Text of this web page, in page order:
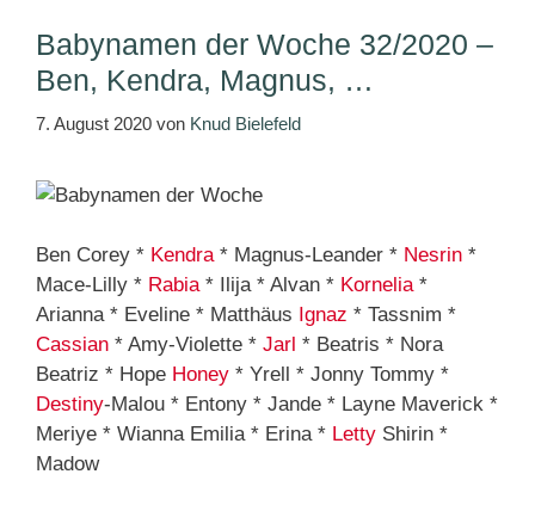
Babynamen der Woche 32/2020 –
Ben, Kendra, Magnus, …
7. August 2020 von Knud Bielefeld
Ben Corey * Kendra* Magnus-Leander * Nesrin *
Mace-Lilly * Rabia* Ilija * Alvan * Kornelia*
Arianna * Eveline * Matthäus Ignaz * Tassnim *
Cassian * Amy-Violette * Jarl * Beatris * Nora
Beatriz * Hope Honey * Yrell * Jonny Tommy *
Destiny-Malou * Entony * Jande * Layne Maverick *
Meriye * Wianna Emilia * Erina * Letty Shirin *
Madow